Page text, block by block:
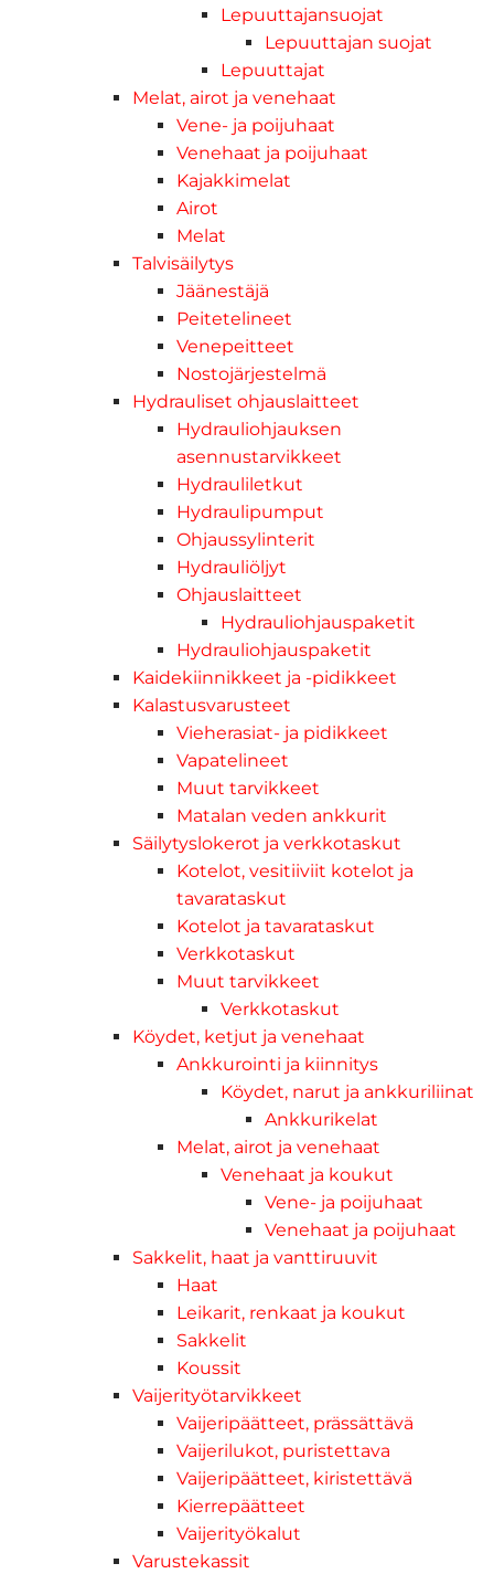
Lepuuttajansuojat
Lepuuttajan suojat
Lepuuttajat
Melat, airot ja venehaat
Vene- ja poijuhaat
Venehaat ja poijuhaat
Kajakkimelat
Airot
Melat
Talvisäilytys
Jäänestäjä
Peitetelineet
Venepeitteet
Nostojärjestelmä
Hydrauliset ohjauslaitteet
Hydrauliohjauksen
asennustarvikkeet
Hydrauliletkut
Hydraulipumput
Ohjaussylinterit
Hydrauliöljyt
Ohjauslaitteet
Hydrauliohjauspaketit
Hydrauliohjauspaketit
Kaidekiinnikkeet ja -pidikkeet
Kalastusvarusteet
Vieherasiat- ja pidikkeet
Vapatelineet
Muut tarvikkeet
Matalan veden ankkurit
Säilytyslokerot ja verkkotaskut
Kotelot, vesitiiviit kotelot ja
tavarataskut
Kotelot ja tavarataskut
Verkkotaskut
Muut tarvikkeet
Verkkotaskut
Köydet, ketjut ja venehaat
Ankkurointi ja kiinnitys
Köydet, narut ja ankkuriliinat
Ankkurikelat
Melat, airot ja venehaat
Venehaat ja koukut
Vene- ja poijuhaat
Venehaat ja poijuhaat
Sakkelit, haat ja vanttiruuvit
Haat
Leikarit, renkaat ja koukut
Sakkelit
Koussit
Vaijerityötarvikkeet
Vaijeripäätteet, prässättävä
Vaijerilukot, puristettava
Vaijeripäätteet, kiristettävä
Kierrepäätteet
Vaijerityökalut
Varustekassit